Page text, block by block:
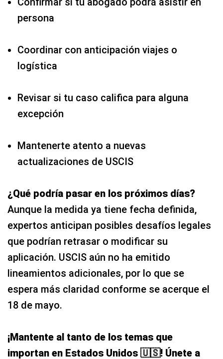
persona
Coordinar con anticipación viajes o
logística
Revisar si tu caso califica para alguna
excepción
Mantenerte atento a nuevas
actualizaciones de USCIS
¿Qué podría pasar en los próximos días?
Aunque la medida ya tiene fecha definida,
expertos anticipan posibles desafíos legales
que podrían retrasar o modificar su
aplicación. USCIS aún no ha emitido
lineamientos adicionales, por lo que se
espera más claridad conforme se acerque el
18 de mayo.
¡Mantente al tanto de los temas que
importan en Estados Unidos 🇺🇸! Únete a